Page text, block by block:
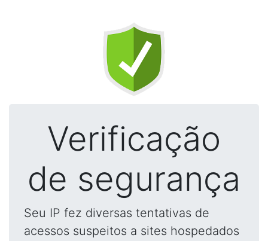
Verificação
de segurança
Seu IP fez diversas tentativas de
acessos suspeitos a sites hospedados